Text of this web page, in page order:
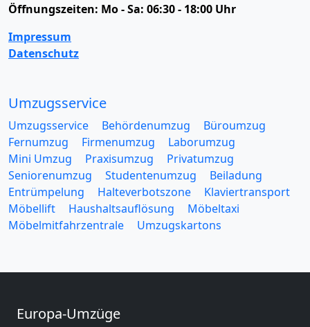
Öffnungszeiten: Mo - Sa: 06:30 - 18:00 Uhr
Impressum
Datenschutz
Umzugsservice
Umzugsservice Behördenumzug
Büroumzug
Fernumzug
Firmenumzug
Laborumzug
Mini Umzug
Praxisumzug
Privatumzug
Seniorenumzug
Studentenumzug
Beiladung
Entrümpelung
Halteverbotszone
Klaviertransport
Möbellift
Haushaltsauflösung
Möbeltaxi
Möbelmitfahrzentrale
Umzugskartons
Europa-Umzüge